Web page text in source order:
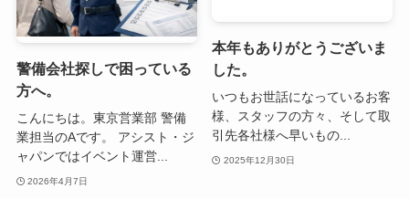
警備会社探しで困っている
方へ。
こんにちは。東京営業部 警備
業担当のAです。 アシスト・ジ
ャパンではイベント運営...
2026年4月7日
本年もありがとうございま
した。
いつもお世話になっているお客
様、スタッフの方々、そして取
引先各社様へ早いもの...
2025年12月30日